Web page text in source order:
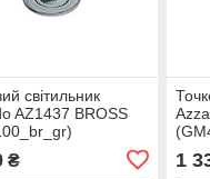
світильник
AZ1437 BROSS
₴ 1